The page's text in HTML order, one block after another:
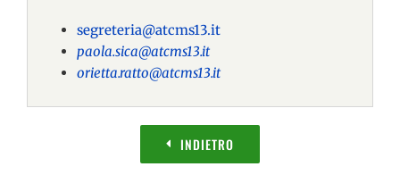
segreteria@atcms13.it
paola.sica@atcms13.it
orietta.ratto@atcms13.it
INDIETRO